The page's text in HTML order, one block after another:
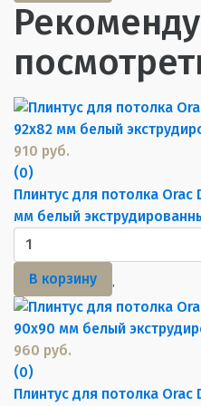
910 руб.
(0)
Плинтус для потолка Orac
мм белый
В корзину
960 руб.
(0)
Плинтус для потолка Orac